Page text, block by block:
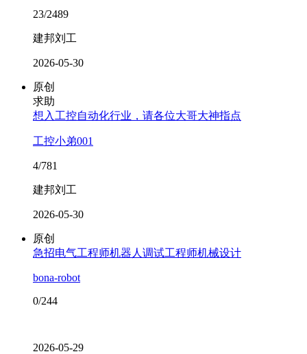
23/2489
建邦刘工
2026-05-30
原创
求助
想入工控自动化行业，请各位大哥大神指点
工控小弟001
4/781
建邦刘工
2026-05-30
原创
急招电气工程师机器人调试工程师机械设计
bona-robot
0/244
2026-05-29